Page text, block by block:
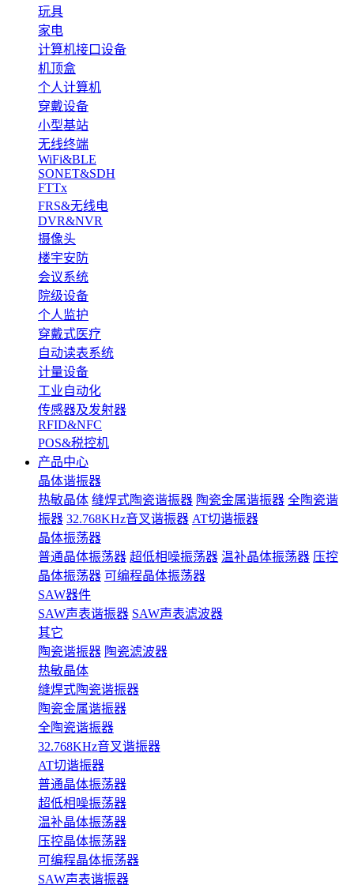
玩具
家电
计算机接口设备
机顶盒
个人计算机
穿戴设备
小型基站
无线终端
WiFi&BLE
SONET&SDH
FTTx
FRS&无线电
DVR&NVR
摄像头
楼宇安防
会议系统
院级设备
个人监护
穿戴式医疗
自动读表系统
计量设备
工业自动化
传感器及发射器
RFID&NFC
POS&税控机
产品中心
晶体谐振器
热敏晶体 缝焊式陶瓷谐振器 陶瓷金属谐振器 全陶瓷谐
振器 32.768KHz音叉谐振器 AT切谐振器
晶体振荡器
普通晶体振荡器 超低相噪振荡器 温补晶体振荡器 压控
晶体振荡器 可编程晶体振荡器
SAW器件
SAW声表谐振器 SAW声表滤波器
其它
陶瓷谐振器 陶瓷滤波器
热敏晶体
缝焊式陶瓷谐振器
陶瓷金属谐振器
全陶瓷谐振器
32.768KHz音叉谐振器
AT切谐振器
普通晶体振荡器
超低相噪振荡器
温补晶体振荡器
压控晶体振荡器
可编程晶体振荡器
SAW声表谐振器